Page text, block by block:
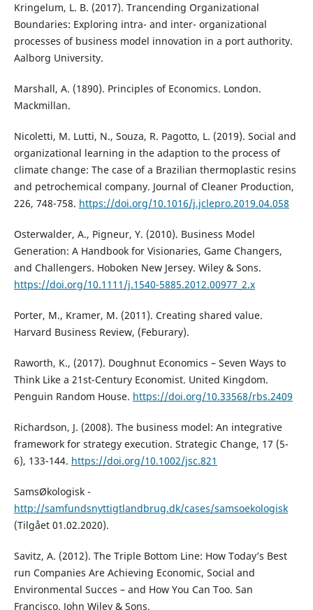
Kringelum, L. B. (2017). Trancending Organizational
Boundaries: Exploring intra- and inter- organizational
processes of business model innovation in a port authority.
Aalborg University.
Marshall, A. (1890). Principles of Economics. London.
Mackmillan.
Nicoletti, M. Lutti, N., Souza, R. Pagotto, L. (2019). Social and
organizational learning in the adaption to the process of
climate change: The case of a Brazilian thermoplastic resins
and petrochemical company. Journal of Cleaner Production,
226, 748-758. https://doi.org/10.1016/j.jclepro.2019.04.058
Osterwalder, A., Pigneur, Y. (2010). Business Model
Generation: A Handbook for Visionaries, Game Changers,
and Challengers. Hoboken New Jersey. Wiley & Sons.
https://doi.org/10.1111/j.1540-5885.2012.00977_2.x
Porter, M., Kramer, M. (2011). Creating shared value.
Harvard Business Review, (Feburary).
Raworth, K., (2017). Doughnut Economics – Seven Ways to
Think Like a 21st-Century Economist. United Kingdom.
Penguin Random House. https://doi.org/10.33568/rbs.2409
Richardson, J. (2008). The business model: An integrative
framework for strategy execution. Strategic Change, 17 (5-
6), 133-144. https://doi.org/10.1002/jsc.821
SamsØkologisk -
http://samfundsnyttigtlandbrug.dk/cases/samsoekologisk
(Tilgået 01.02.2020).
Savitz, A. (2012). The Triple Bottom Line: How Today’s Best
run Companies Are Achieving Economic, Social and
Environmental Succes – and How You Can Too. San
Francisco. John Wiley & Sons.